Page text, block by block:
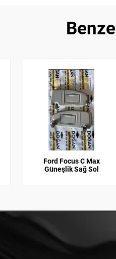
Ford Focus C Max
Güneşlik Sağ Sol